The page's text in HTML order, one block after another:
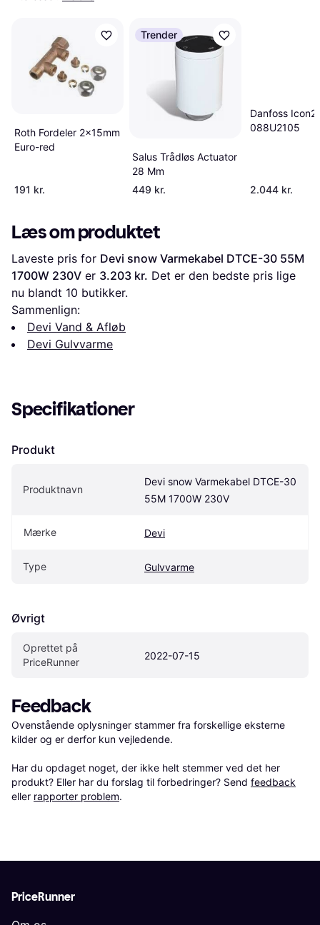
Roth Fordeler 2x15mm
Euro-red
191 kr.
Trender
Salus Trådløs Actuator
28 Mm
449 kr.
Danfoss Icon2
088U2105
2.044 kr.
Læs om produktet
Laveste pris for Devi snow Varmekabel DTCE-30 55M
1700W 230V er 3.203 kr. Det er den bedste pris lige
nu blandt 10 butikker.
Sammenlign:
Devi Vand & Afløb
Devi Gulvvarme
Specifikationer
Produkt
Produktnavn
Devi snow Varmekabel DTCE-30
55M 1700W 230V
Mærke Devi
Type Gulvvarme
Øvrigt
Oprettet på
PriceRunner
2022-07-15
Feedback
Ovenstående oplysninger stammer fra forskellige eksterne
kilder og er derfor kun vejledende.
Har du opdaget noget, der ikke helt stemmer ved det her
produkt? Eller har du forslag til forbedringer? Send feedback
eller rapporter problem.
PriceRunner